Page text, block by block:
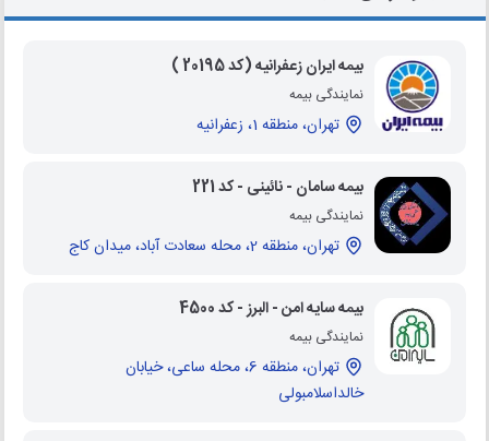
بیمه ایران زعفرانیه (کد 20195 )
نمایندگی بیمه
تهران، منطقه 1، زعفرانیه
بیمه سامان - نائینی - کد 221
نمایندگی بیمه
تهران، منطقه 2، محله سعادت آباد، میدان کاج
بیمه سایه امن - البرز - کد 4500
نمایندگی بیمه
تهران، منطقه 6، محله ساعی، خیابان
خالداسلامبولی